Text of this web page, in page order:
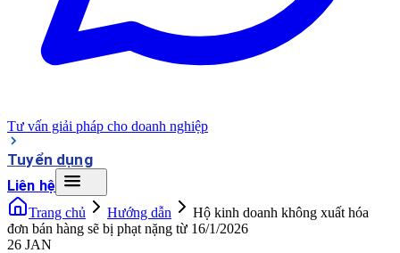
Tư vấn giải pháp cho doanh nghiệp
Tuyển dụng
Liên hệ
Trang chủ Hướng dẫn
Hộ kinh doanh không xuất hóa
đơn bán hàng sẽ bị phạt nặng từ 16/1/2026
26 JAN